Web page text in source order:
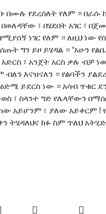
የደረሰለት የለም ። በራሱ
፣ በሄደበት አገር ፣
ነገር የለም ። ለዚህ ነው
ግን ይዞ ይሄዳል ። “አሁን
፣ አንጀት አርስ ቃሉ ብቻ
እናዝናለን ። የልባችን
ዕድሜ ይደርስ ነው ። አሳብ ጥቁር
፣ ስላንተ ግድ የሌላቸውን
አይሆንም ፣ ያለው አይቀርም
ትሄዳለህና ክፉ ስም ጥለህ አትሂድ